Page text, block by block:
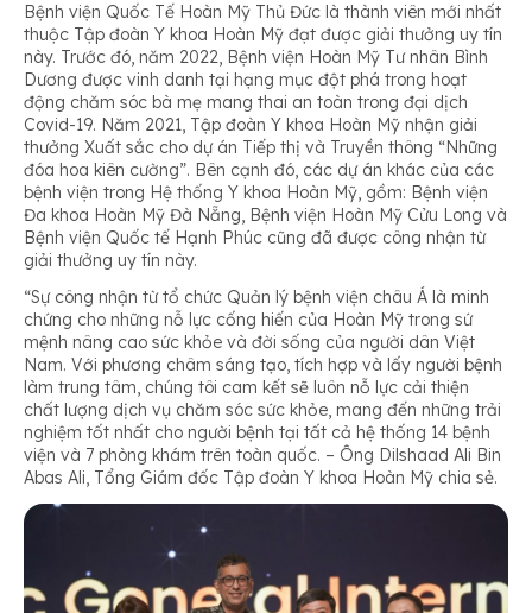
Bệnh viện Quốc Tế Hoàn Mỹ Thủ Đức là thành viên mới nhất
thuộc Tập đoàn Y khoa Hoàn Mỹ đạt được giải thưởng uy tín
này. Trước đó, năm 2022, Bệnh viện Hoàn Mỹ Tư nhân Bình
Dương được vinh danh tại hạng mục đột phá trong hoạt
động chăm sóc bà mẹ mang thai an toàn trong đại dịch
Covid-19. Năm 2021, Tập đoàn Y khoa Hoàn Mỹ nhận giải
thưởng Xuất sắc cho dự án Tiếp thị và Truyền thông “Những
đóa hoa kiên cường”. Bên cạnh đó, các dự án khác của các
bệnh viện trong Hệ thống Y khoa Hoàn Mỹ, gồm: Bệnh viện
Đa khoa Hoàn Mỹ Đà Nẵng, Bệnh viện Hoàn Mỹ Cửu Long và
Bệnh viện Quốc tế Hạnh Phúc cũng đã được công nhận từ
giải thưởng uy tín này.
“Sự công nhận từ tổ chức Quản lý bệnh viện châu Á là minh
chứng cho những nỗ lực cống hiến của Hoàn Mỹ trong sứ
mệnh nâng cao sức khỏe và đời sống của người dân Việt
Nam. Với phương châm sáng tạo, tích hợp và lấy người bệnh
làm trung tâm, chúng tôi cam kết sẽ luôn nỗ lực cải thiện
chất lượng dịch vụ chăm sóc sức khỏe, mang đến những trải
nghiệm tốt nhất cho người bệnh tại tất cả hệ thống 14 bệnh
viện và 7 phòng khám trên toàn quốc. – Ông Dilshaad Ali Bin
Abas Ali, Tổng Giám đốc Tập đoàn Y khoa Hoàn Mỹ chia sẻ.